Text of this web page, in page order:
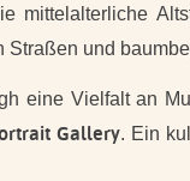
mittelalterliche
und
eine Vielfalt an
Gallery. Ein